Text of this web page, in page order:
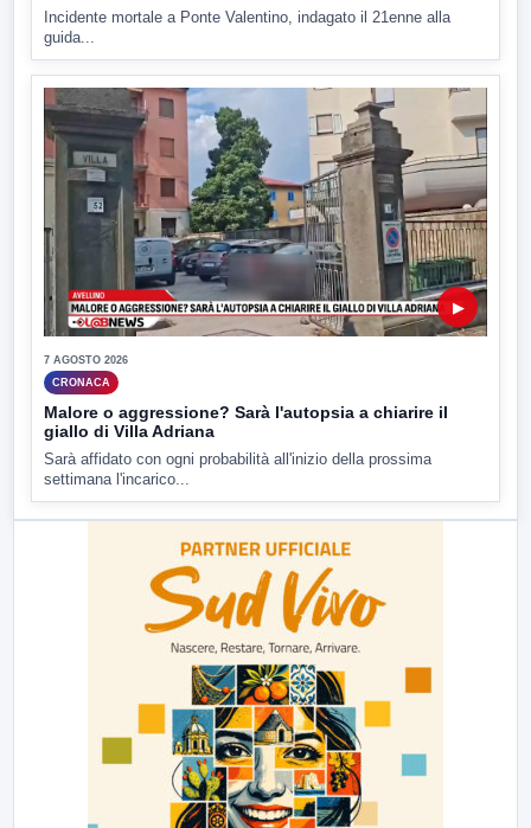
Incidente mortale a Ponte Valentino, indagato il 21enne alla
guida...
▶
7 AGOSTO 2026
CRONACA
Malore o aggressione? Sarà l'autopsia a chiarire il
giallo di Villa Adriana
Sarà affidato con ogni probabilità all'inizio della prossima
settimana l'incarico...